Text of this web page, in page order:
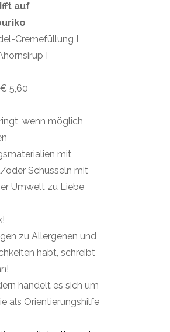
auf
Cremefüllung I
I
5,60
wenn möglich
mit
oder Schüsseln mit
Umwelt zu Liebe
zu Allergenen und
habt, schreibt
handelt es sich um
als Orientierungshilfe